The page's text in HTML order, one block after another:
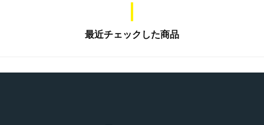
最近チェックした商品